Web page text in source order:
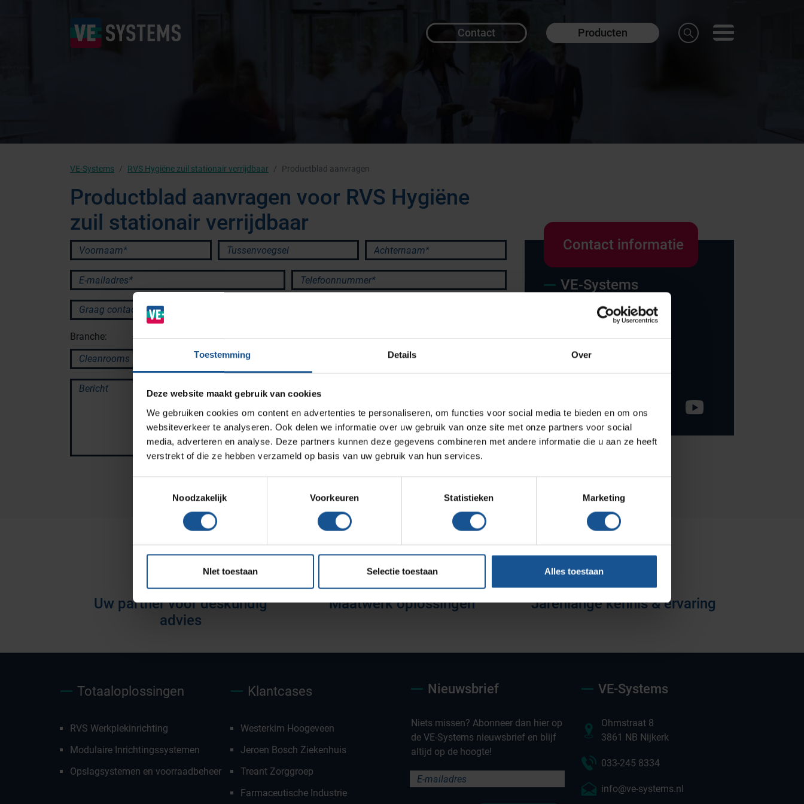
Toestemming Details Over
Deze website maakt gebruik van cookies
We gebruiken cookies om content en advertenties te personaliseren, om functies voor social media te bieden en om ons
websiteverkeer te analyseren. Ook delen we informatie over uw gebruik van onze site met onze partners voor social
media, adverteren en analyse. Deze partners kunnen deze gegevens combineren met andere informatie die u aan ze heeft
verstrekt of die ze hebben verzameld op basis van uw gebruik van hun services.
Noodzakelijk
Voorkeuren Statistieken Marketing
NIet toestaan Selectie toestaan Alles toestaan
Contact Producten
VE-Systems RVS Hygiëne zuil stationair verrijdbaar Productblad aanvragen
Productblad aanvragen voor RVS Hygiëne
zuil stationair verrijdbaar
Voornaam* Tussenvoegsel Achternaam*
E-mailadres* Telefoonnummer*
Graag contact via:
Branche:
Bericht
Verzenden
Contact informatie
VE-Systems
Ohmstraat 8
3861 NB Nijkerk
info@ve-systems.nl
Uw partner voor deskundig
advies
Maatwerk oplossingen Jarenlange kennis & ervaring
Totaaloplossingen
RVS Werkplekinrichting
Modulaire Inrichtingssystemen
Opslagsystemen en voorraadbeheer
Klantcases
Westerkim Hoogeveen
Jeroen Bosch Ziekenhuis
Treant Zorggroep
Farmaceutische Industrie
Nieuwsbrief
Niets missen? Abonneer dan hier op
de VE-Systems nieuwsbrief en blijf
altijd op de hoogte!
VE-Systems
Ohmstraat 8
3861 NB Nijkerk
033-245 8334
info@ve-systems.nl
Branches
Ziekenhuizen en klinieken
Zorginstellingen
Laboratoria
Cleanrooms
Logistiek en opslag
Afvalinzamelaars
Farmaceutische industrie
Solutions
RVS Werkplekinrichting
Modulaire Inrichtingssystemen
Opslagsystemen en
voorraadbeheer
Productlijnen
Medische afvalverpakkingen
Opslagmogelijkheden
Medische (verzorgings)wagens
Medicijn- en verbandkasten
Werkplekinrichting
Assortiment
Onze merken
Hammerlit
Metro
Zarges
BINBIN
Over VE-Systems
Contact
Ons team
Klantcases
Vacatures